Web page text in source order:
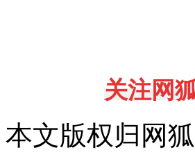
关注网
本文版权归网